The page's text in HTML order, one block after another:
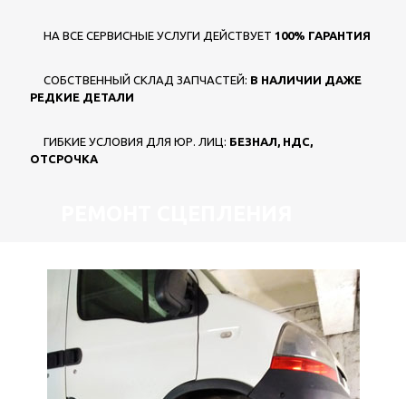
НА ВСЕ СЕРВИСНЫЕ УСЛУГИ ДЕЙСТВУЕТ 100% ГАРАНТИЯ
СОБСТВЕННЫЙ СКЛАД ЗАПЧАСТЕЙ: В НАЛИЧИИ ДАЖЕ
РЕДКИЕ ДЕТАЛИ
ГИБКИЕ УСЛОВИЯ ДЛЯ ЮР. ЛИЦ: БЕЗНАЛ, НДС,
ОТСРОЧКА